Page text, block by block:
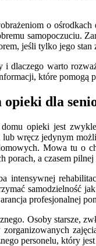
o ośrodkach
samopoczuciu.
jeśli tylko jego
dlaczego warto
które pomogą
dla
opieki jest
wręcz jedynym
Mowa tu o
porach, a czasem
intensywnej
samodzielność
profesjonalnej
Osoby starsze,
personelu, który